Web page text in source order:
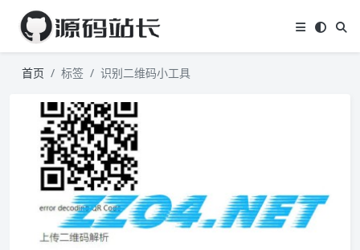
首页 标签 识别二维码小工具